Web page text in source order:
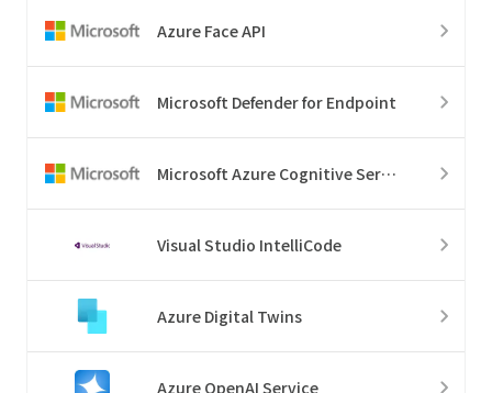
Azure Face API
Microsoft Defender for Endpoint
Microsoft Azure Cognitive Services
Visual Studio IntelliCode
Azure Digital Twins
Azure OpenAI Service